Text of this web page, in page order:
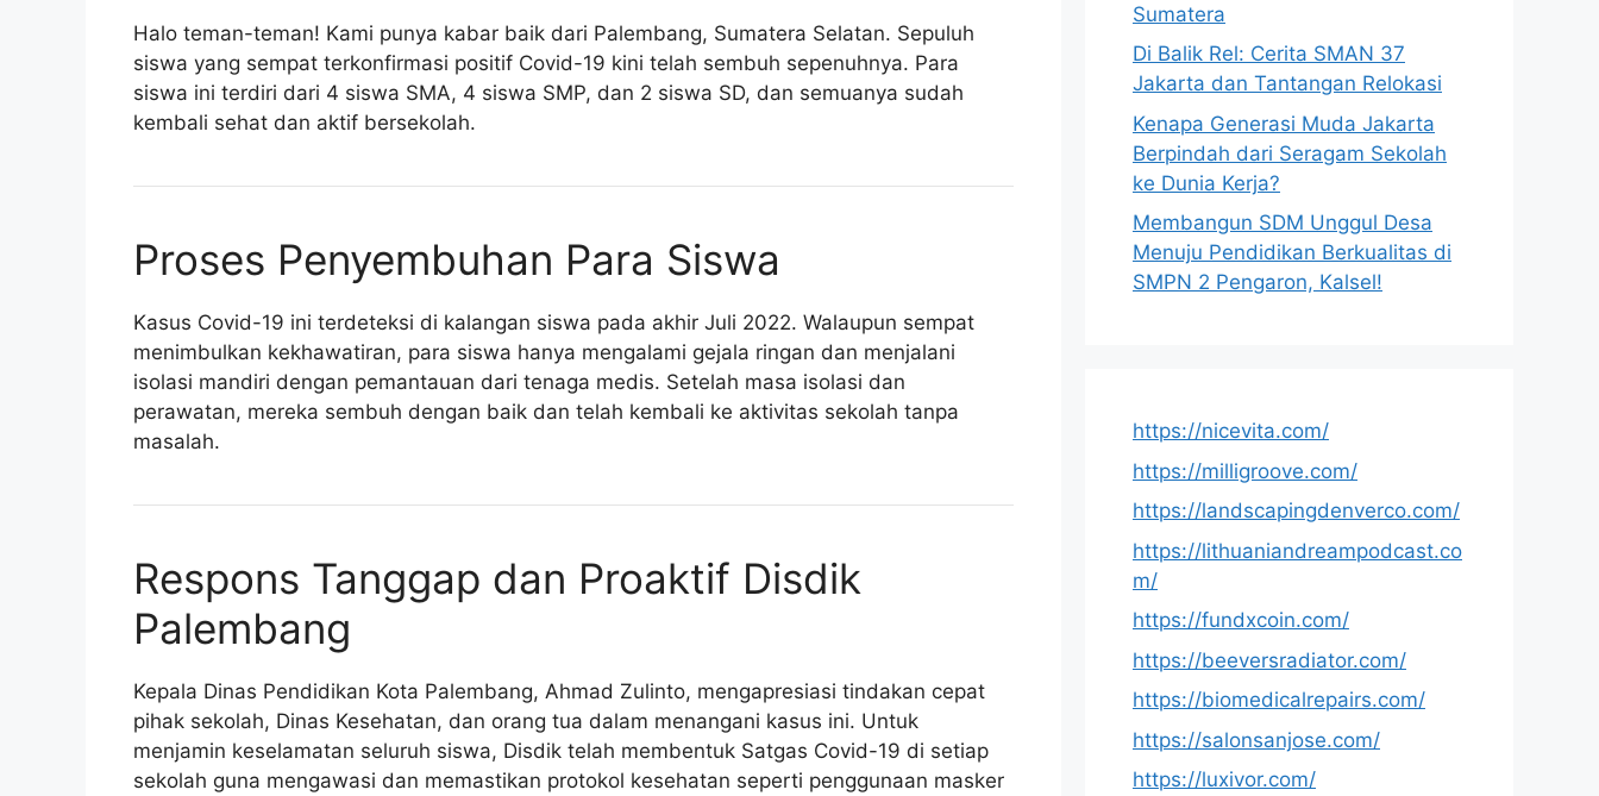
Halo teman-teman! Kami punya kabar baik dari Palembang, Sumatera Selatan. Sepuluh
siswa yang sempat terkonfirmasi positif Covid-19 kini telah sembuh sepenuhnya. Para
siswa ini terdiri dari 4 siswa SMA, 4 siswa SMP, dan 2 siswa SD, dan semuanya sudah
kembali sehat dan aktif bersekolah.
Proses Penyembuhan Para Siswa
Kasus Covid-19 ini terdeteksi di kalangan siswa pada akhir Juli 2022. Walaupun sempat
menimbulkan kekhawatiran, para siswa hanya mengalami gejala ringan dan menjalani
isolasi mandiri dengan pemantauan dari tenaga medis. Setelah masa isolasi dan
perawatan, mereka sembuh dengan baik dan telah kembali ke aktivitas sekolah tanpa
masalah.
Respons Tanggap dan Proaktif Disdik
Palembang
Kepala Dinas Pendidikan Kota Palembang, Ahmad Zulinto, mengapresiasi tindakan cepat
pihak sekolah, Dinas Kesehatan, dan orang tua dalam menangani kasus ini. Untuk
menjamin keselamatan seluruh siswa, Disdik telah membentuk Satgas Covid-19 di setiap
sekolah guna mengawasi dan memastikan protokol kesehatan seperti penggunaan masker
Sumatera
Di Balik Rel: Cerita SMAN 37
Jakarta dan Tantangan Relokasi
Kenapa Generasi Muda Jakarta
Berpindah dari Seragam Sekolah
ke Dunia Kerja?
Membangun SDM Unggul Desa
Menuju Pendidikan Berkualitas di
SMPN 2 Pengaron, Kalsel!
https://nicevita.com/
https://milligroove.com/
https://landscapingdenverco.com/
https://lithuaniandreampodcast.co
m/
https://fundxcoin.com/
https://beeversradiator.com/
https://biomedicalrepairs.com/
https://salonsanjose.com/
https://luxivor.com/